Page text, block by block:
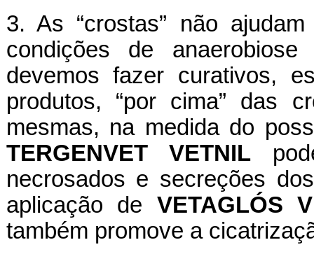
3. As “crostas” não
condições de
devemos fazer curativos,
produtos, “por cima” das
mesmas, na medida do
TERGENVET VETNIL
necrosados e secreções
aplicação de VETAGLÓS
também promove a